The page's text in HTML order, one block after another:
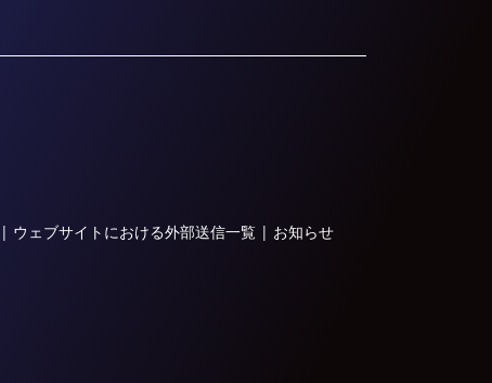
| ウェブサイトにおける外部送信一覧| お知らせ